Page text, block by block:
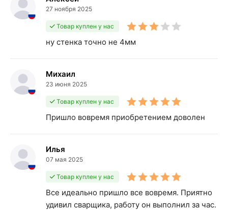
27 ноября 2025
Товар куплен у нас
ну стенка точно не 4мм
Михаил
23 июня 2025
Товар куплен у нас
Пришло вовремя приобретением доволен
Илья
07 мая 2025
Товар куплен у нас
Все идеально пришло все вовремя. Приятно
удивил сварщика, работу он выполнил за час.